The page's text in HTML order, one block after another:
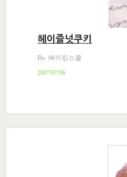
헤이즐넛쿠키
By. 베이킹스쿨
2007/07/06